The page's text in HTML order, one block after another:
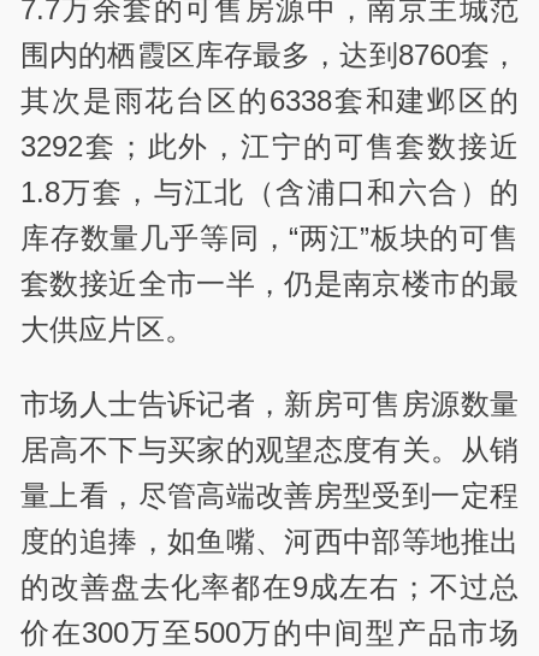
7.7万余套的可售房源中，南京主城范
围内的栖霞区库存最多，达到8760套，
其次是雨花台区的6338套和建邺区的
3292套；此外，江宁的可售套数接近
1.8万套，与江北（含浦口和六合）的
库存数量几乎等同，“两江”板块的可售
套数接近全市一半，仍是南京楼市的最
大供应片区。
市场人士告诉记者，新房可售房源数量
居高不下与买家的观望态度有关。从销
量上看，尽管高端改善房型受到一定程
度的追捧，如鱼嘴、河西中部等地推出
的改善盘去化率都在9成左右；不过总
价在300万至500万的中间型产品市场